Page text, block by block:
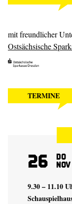
mit freundlicher
Ostsächsische
TERMINE
26 Do
Nov
9.30 – 11.10